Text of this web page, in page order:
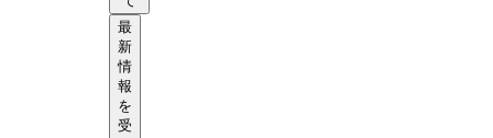
最
新
情
報
を
受